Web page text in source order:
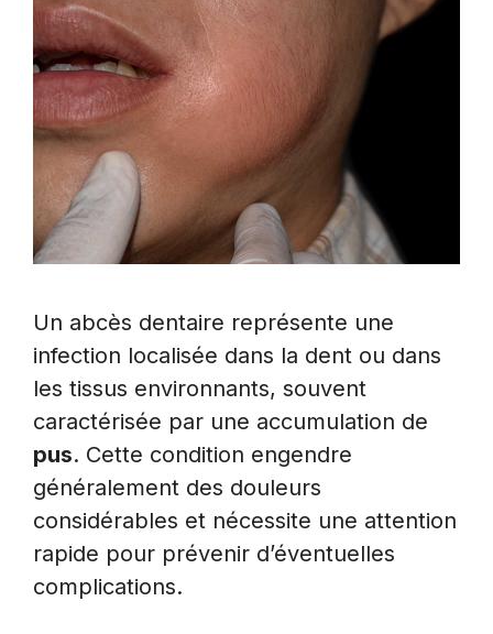
Un abcès dentaire représente une
infection localisée dans la dent ou dans
les tissus environnants, souvent
caractérisée par une accumulation de
pus. Cette condition engendre
généralement des douleurs
considérables et nécessite une attention
rapide pour prévenir d’éventuelles
complications.